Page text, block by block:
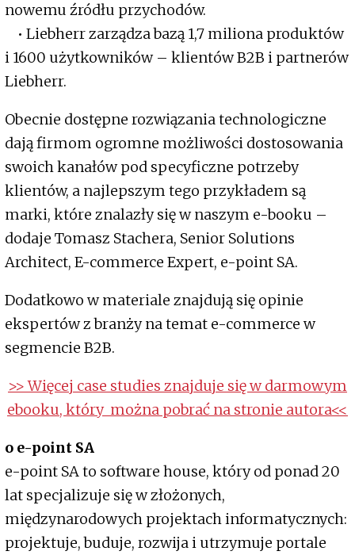
nowemu źródłu przychodów.
• Liebherr zarządza bazą 1,7 miliona produktów
i 1600 użytkowników – klientów B2B i partnerów
Liebherr.
Obecnie dostępne rozwiązania technologiczne
dają firmom ogromne możliwości dostosowania
swoich kanałów pod specyficzne potrzeby
klientów, a najlepszym tego przykładem są
marki, które znalazły się w naszym e-booku –
dodaje Tomasz Stachera, Senior Solutions
Architect, E-commerce Expert, e-point SA.
Dodatkowo w materiale znajdują się opinie
ekspertów z branży na temat e-commerce w
segmencie B2B.
>> Więcej case studies znajduje się w darmowym
ebooku, który można pobrać na stronie autora<<
o e-point SA
e-point SA to software house, który od ponad 20
lat specjalizuje się w złożonych,
międzynarodowych projektach informatycznych:
projektuje, buduje, rozwija i utrzymuje portale